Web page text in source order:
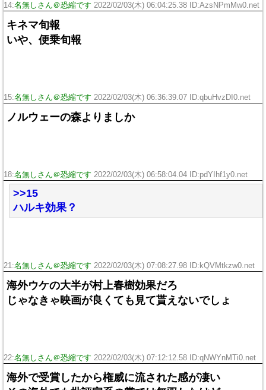
14:名無しさん＠恐縮です 2022/02/03(木) 06:04:25.38 ID:AzsNPmMw0.net
キネマ旬報
いや、便乗旬報
15:名無しさん＠恐縮です 2022/02/03(木) 06:36:39.07 ID:qbuHvzDI0.net
ノルウェーの森よりましか
18:名無しさん＠恐縮です 2022/02/03(木) 06:58:04.04 ID:pdYIhf1y0.net
>>15
ハルキ効果？
21:名無しさん＠恐縮です 2022/02/03(木) 07:08:27.98 ID:kQVMtkzw0.net
海外ウケの大半が村上春樹効果だろ
じゃなきゃ映画が良くても見て貰えないでしょ
22:名無しさん＠恐縮です 2022/02/03(木) 07:12:12.58 ID:qNWYnMTi0.net
海外で受賞したから権威に流された感が凄い